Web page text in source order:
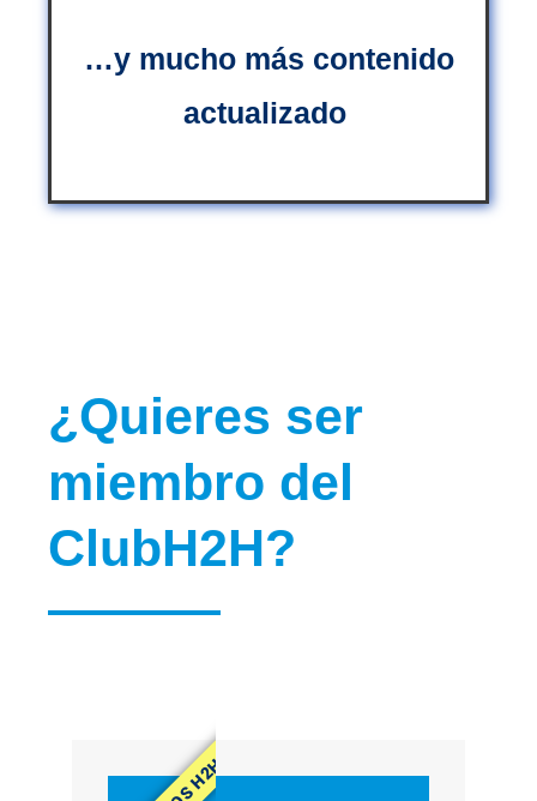
…y mucho más contenido
actualizado
¿Quieres ser
miembro del
ClubH2H?